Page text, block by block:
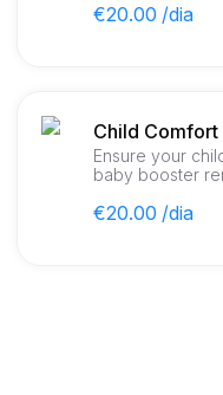
€20.00 /dia
Child Comfort
Ensure your
baby booster
€20.00 /dia